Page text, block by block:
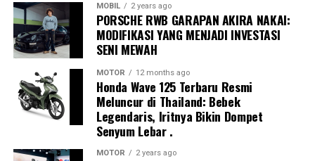
Seluruh data tersebut kemudian diteruskan ke tahap
Think. Pada proses ini, sistem komputasi kendaraan
mengolah seluruh informasi dalam hitungan milidetik
untuk menganalisis kondisi lalu lintas, memprediksi
potensi tabrakan, serta menentukan tindakan paling
tepat sebelum pengemudi sempat bereaksi.
Jika sistem mendeteksi risiko benturan yang tinggi,
maka tahapAct
akan bekerja melalui teknologi
MOBIL 2 years ago
PORSCHE RWB GARAPAN AKIRA NAKAI:
MODIFIKASI YANG MENJADI INVESTASI
SENI MEWAH
MOTOR 12 months ago
Honda Wave 125 Terbaru Resmi
Meluncur di Thailand: Bebek
Legendaris, Iritnya Bikin Dompet
Senyum Lebar .
MOTOR 2 years ago